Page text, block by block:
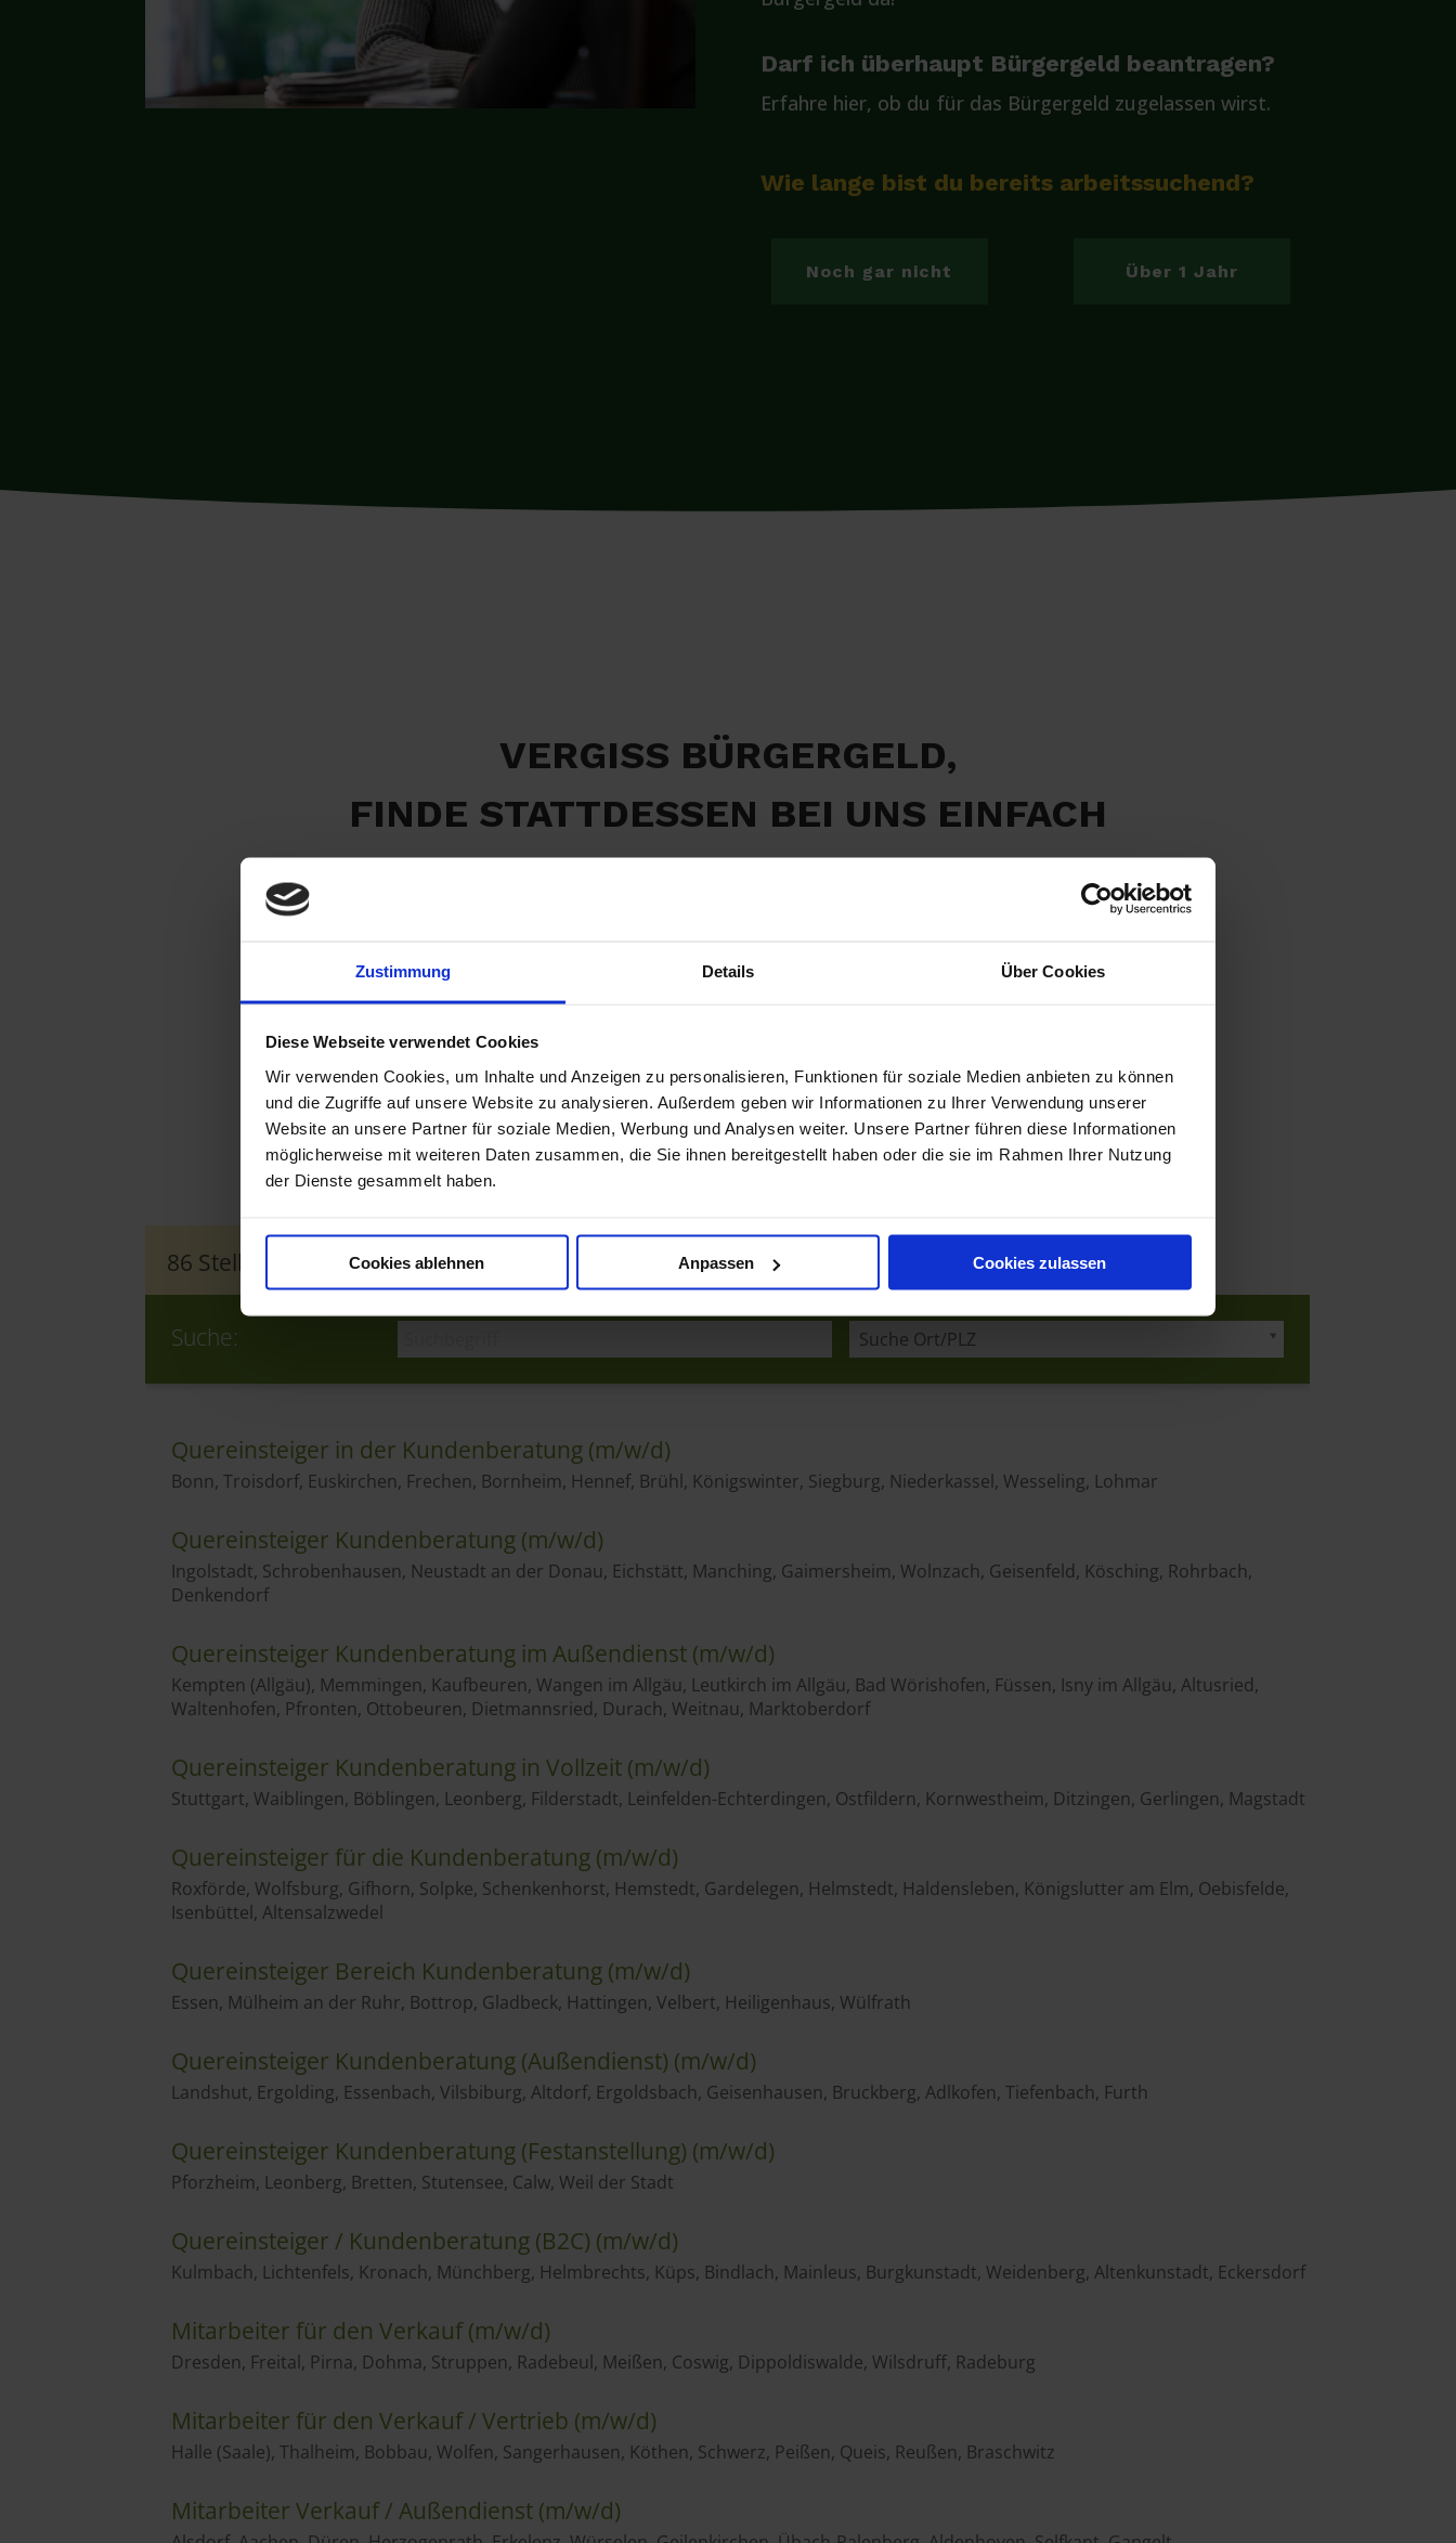
Zustimmung Details Über Cookies
Diese Webseite verwendet Cookies
Wir verwenden Cookies, um Inhalte und Anzeigen zu personalisieren, Funktionen für soziale Medien anbieten zu können
und die Zugriffe auf unsere Website zu analysieren. Außerdem geben wir Informationen zu Ihrer Verwendung unserer
Website an unsere Partner für soziale Medien, Werbung und Analysen weiter. Unsere Partner führen diese Informationen
möglicherweise mit weiteren Daten zusammen, die Sie ihnen bereitgestellt haben oder die sie im Rahmen Ihrer Nutzung
der Dienste gesammelt haben.
Cookies ablehnen Anpassen Cookies zulassen
Darf ich überhaupt Bürgergeld beantragen?
Erfahre hier, ob du für das Bürgergeld zugelassen wirst.
Wie lange bist du bereits arbeitssuchend?
Noch gar nicht Über 1 Jahr
VERGISS BÜRGERGELD,
FINDE STATTDESSEN BEI UNS EINFACH
EINEN NEUEN JOB!